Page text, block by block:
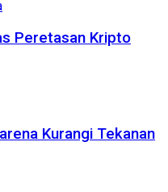
Peretasan Kripto
Kurangi Tekanan